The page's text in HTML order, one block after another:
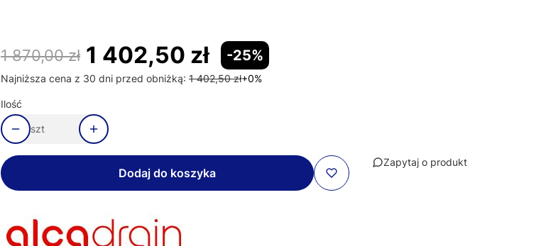
1 870,00 zł 1 402,50 zł -25%
Najniższa cena z 30 dni przed obniżką: 1 402,50 zł+0%
Ilość
szt
Dodaj do koszyka
Zapytaj o produkt